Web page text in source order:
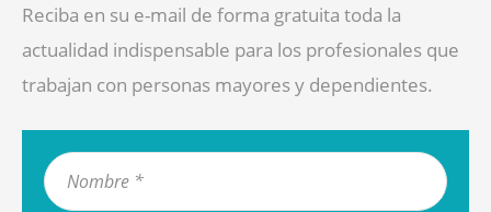
Reciba en su e-mail de forma gratuita toda la
actualidad indispensable para los profesionales que
trabajan con personas mayores y dependientes.